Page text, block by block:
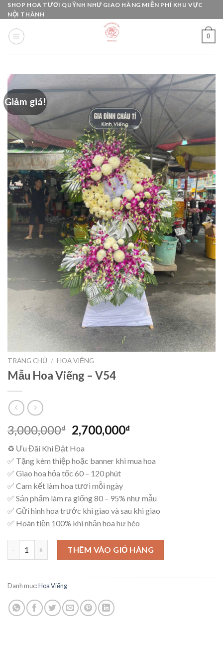
Skip
to
content
SHOP HOA TƯƠI QUỲNH NHƯ GIAO HÀNG MIỄN PHÍ KHU VỰC
NỘI THÀNH
0
Giảm giá!
TRANG CHỦ / HOA VIẾNG
Mẫu Hoa Viếng – V54
3,000,000₫ Giá
gốc
là:
3,000,000₫.
2,700,000₫Giá
là:
♻ Ưu Đãi Khi Đặt Hoa
✅ Tặng kèm thiệp hoặc banner khi mua hoa
✅ Giao hoa hỏa tốc 60 – 120 phút
✅ Cam kết làm hoa tươi mỗi ngày
✅ Sản phẩm làm ra giống 80 – 95% như mẫu
✅ Gửi hình hoa trước khi giao và sau khi giao
✅ Hoàn tiền 100% khi nhận hoa hư héo
Mẫu Hoa Viếng – V54 số lượngTHÊM VÀO GIỎ HÀNG
Danh mục:Hoa Viếng